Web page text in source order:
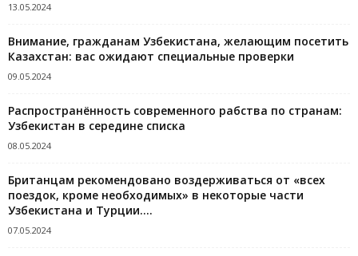
13.05.2024
Внимание, гражданам Узбекистана, желающим посетить
Казахстан: вас ожидают специальные проверки
09.05.2024
Распространённость современного рабства по странам:
Узбекистан в середине списка
08.05.2024
Британцам рекомендовано воздерживаться от «всех
поездок, кроме необходимых» в некоторые части
Узбекистана и Турции....
07.05.2024